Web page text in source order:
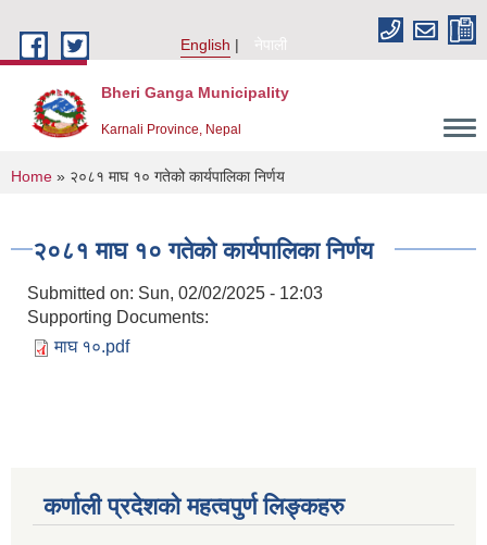
English
नेपाली
Bheri Ganga Municipality
Karnali Province, Nepal
You are here
Home » २०८१ माघ १० गतेको कार्यपालिका निर्णय
२०८१ माघ १० गतेको कार्यपालिका निर्णय
Submitted on: Sun, 02/02/2025 - 12:03
Supporting Documents:
माघ १०.pdf
कर्णाली प्रदेशको महत्वपुर्ण लिङ्कहरु